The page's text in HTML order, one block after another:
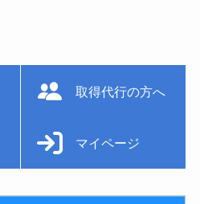
取得代行の方へ
マイページ